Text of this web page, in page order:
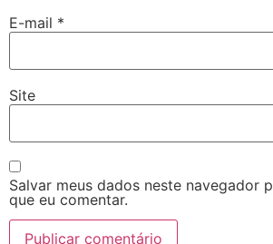
E-mail *
Site
Salvar meus dados neste navegador
que eu comentar.